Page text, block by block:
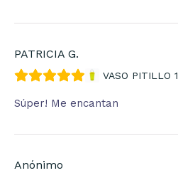
PATRICIA G.
VASO PITILLO 1
Súper! Me encantan
Anónimo